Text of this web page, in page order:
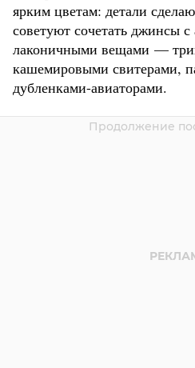
ярким цветам: детали
советуют сочетать джинсы
лаконичными вещами —
кашемировыми свитерами,
дубленками-авиаторами.